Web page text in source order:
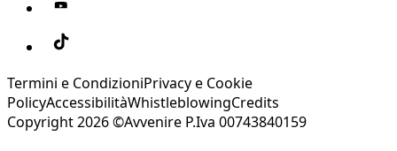
Termini e CondizioniPrivacy e Cookie
PolicyAccessibilitàWhistleblowingCredits
Copyright 2026 ©Avvenire P.Iva 00743840159